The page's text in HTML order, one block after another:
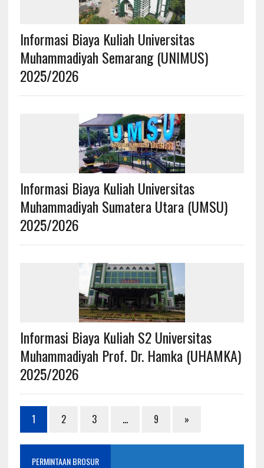
Informasi Biaya Kuliah Universitas
Muhammadiyah Semarang (UNIMUS)
2025/2026
Informasi Biaya Kuliah Universitas
Muhammadiyah Sumatera Utara (UMSU)
2025/2026
Informasi Biaya Kuliah S2 Universitas
Muhammadiyah Prof. Dr. Hamka (UHAMKA)
2025/2026
1 2 3 … 9 »
PERMINTAAN BROSUR